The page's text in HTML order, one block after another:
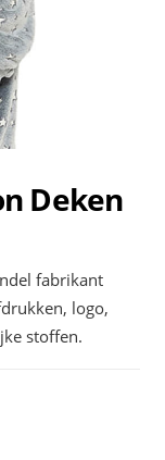
Deken
fabrikant
logo,
stoffen.